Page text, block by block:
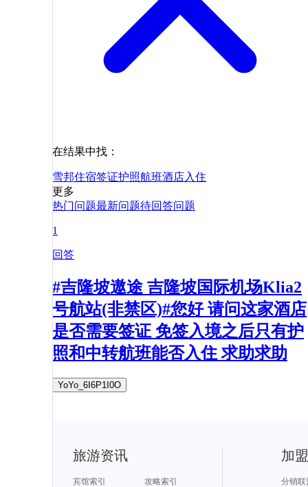
在结果中找：
雪邦住宿签证护照航班酒店入住
更多
热门问题最新问题待回答问题
1
回答
#吉隆坡遨途 吉隆坡国际机场Klia2
号航站(非禁区)#您好 请问这家酒店
是否需要签证 免签入境之后只有护
照和中转航班能否入住 求助求助
YoYo_6I6P1I0O
旅游资讯
宾馆索引
攻略索引
加
分销联